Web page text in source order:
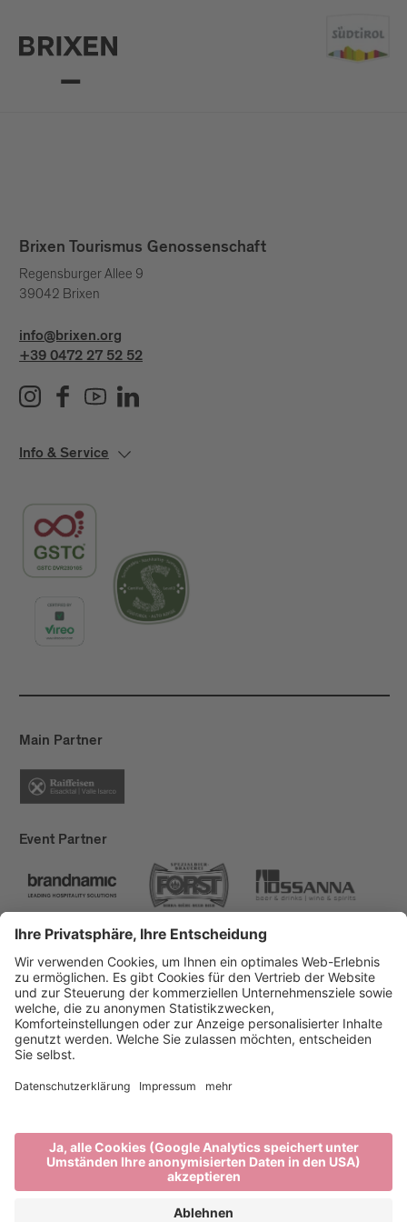
Brixen Tourismus Genossenschaft
Regensburger Allee 9
39042 Brixen
info@brixen.org
+39 0472 27 52 52
Info & Service
Main Partner
Event Partner
Brixen Tourismus
Privacy
Impressum
Förderungen
produced by